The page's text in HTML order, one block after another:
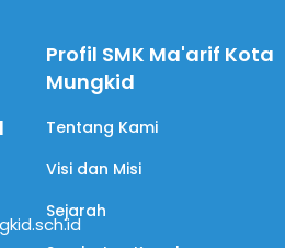
Profil SMK Ma'arif Kota
Mungkid
Tentang Kami
Visi dan Misi
Sejarah